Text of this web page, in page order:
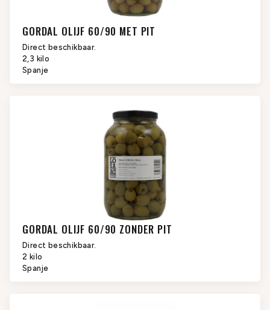
GORDAL OLIJF 60/90 MET PIT
Direct beschikbaar.
2,3 kilo
Spanje
GORDAL OLIJF 60/90 ZONDER PIT
Direct beschikbaar.
2 kilo
Spanje